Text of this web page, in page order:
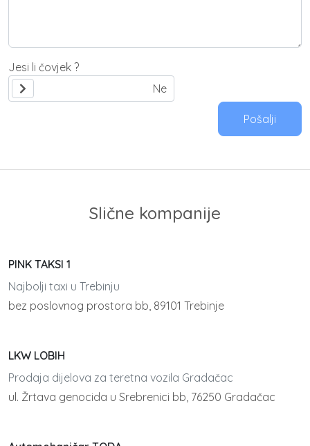
Jesi li čovjek ?
Pošalji
Slične kompanije
PINK TAKSI 1
Najbolji taxi u Trebinju
bez poslovnog prostora bb, 89101 Trebinje
LKW LOBIH
Prodaja dijelova za teretna vozila Gradačac
ul. Žrtava genocida u Srebrenici bb, 76250 Gradačac